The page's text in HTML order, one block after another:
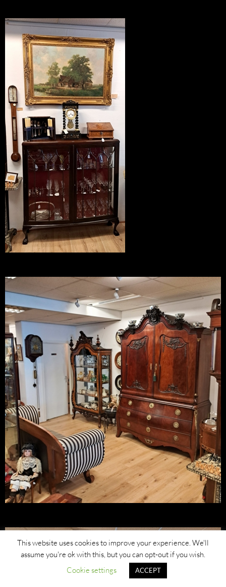
This website uses cookies to improve your experience. We'll
assume you're ok with this, but you can opt-out if you wish.
Cookie settings
ACCEPT